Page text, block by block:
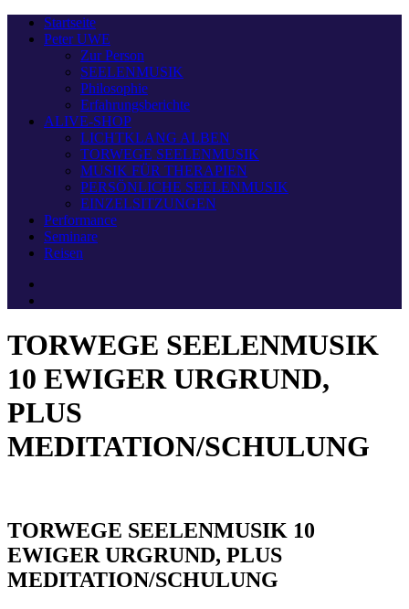
Startseite
Peter UWE
Zur Person
SEELENMUSIK
Philosophie
Erfahrungsberichte
ALIVE-SHOP
LICHTKLANG ALBEN
TORWEGE SEELENMUSIK
MUSIK FÜR THERAPIEN
PERSÖNLICHE SEELENMUSIK
EINZELSITZUNGEN
Performance
Seminare
Reisen
TORWEGE SEELENMUSIK
10 EWIGER URGRUND,
PLUS
MEDITATION/SCHULUNG
TORWEGE SEELENMUSIK 10
EWIGER URGRUND, PLUS
MEDITATION/SCHULUNG